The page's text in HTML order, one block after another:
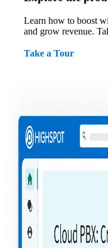
Learn how to boost
and grow revenue.
Take a Tour